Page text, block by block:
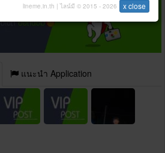
แนะนำ Application
lineme.in.th | ไลน์มี © 2015 - 2026 x close